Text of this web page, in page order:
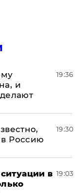
и
19:36
Россию
19:30
в 19:03